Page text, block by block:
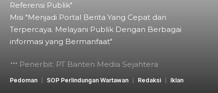
Referensi Publik"
Misi "Menjadi Portal Berita Yang Cepat dan
Terpercaya. Melayani Publik Dengan Berbagai
informasi yang Bermanfaat"
Penerbit: PT Banten Media Sejahtera
Pedoman SOP Perlindungan Wartawan Redaksi Iklan